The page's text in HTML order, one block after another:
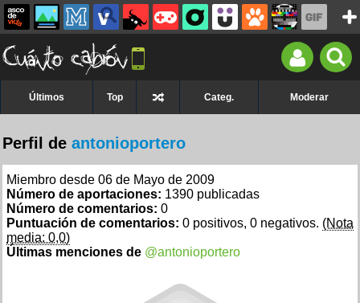
Últimos Top Categ. Moderar
Perfil de antonioportero
Miembro desde 06 de Mayo de 2009
Número de aportaciones: 1390 publicadas
Número de comentarios: 0
Puntuación de comentarios: 0 positivos, 0 negativos. (Nota
media: 0,0)
Últimas menciones de @antonioportero